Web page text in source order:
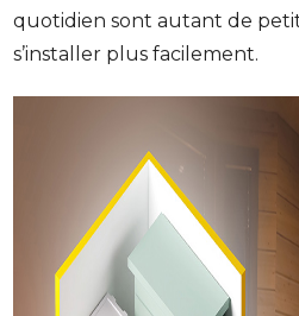
quotidien sont autant de
s’installer plus facilement.